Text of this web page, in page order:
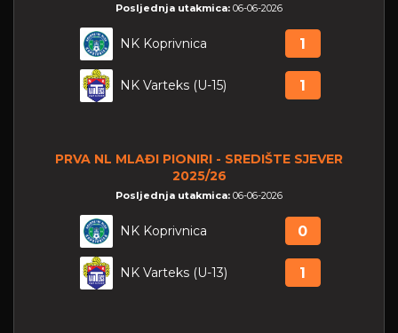
Posljednja utakmica: 06-06-2026
NK Koprivnica 1
NK Varteks (U-15) 1
PRVA NL MLAĐI PIONIRI - SREDIŠTE SJEVER
2025/26
Posljednja utakmica: 06-06-2026
NK Koprivnica 0
NK Varteks (U-13) 1